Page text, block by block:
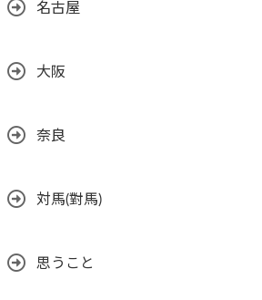
名古屋
大阪
奈良
対馬(對馬)
思うこと